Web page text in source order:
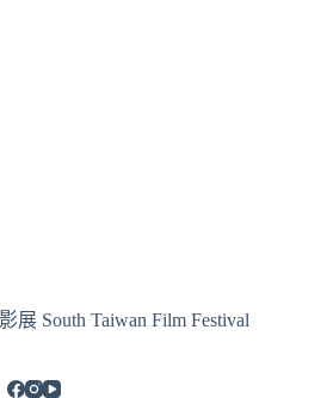
展 South Taiwan Film Festival